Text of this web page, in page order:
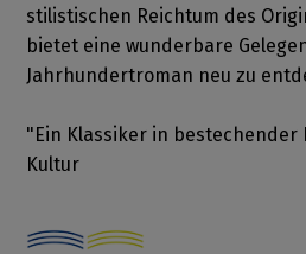
stilistischen Reichtum des
bietet eine wunderbare
Jahrhundertroman neu zu
"Ein Klassiker in bestechender
Kultur